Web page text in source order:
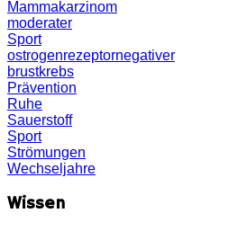
Mammakarzinom
moderater
Sport
ostrogenrezeptornegativer
brustkrebs
Prävention
Ruhe
Sauerstoff
Sport
Strömungen
Wechseljahre
Wissen